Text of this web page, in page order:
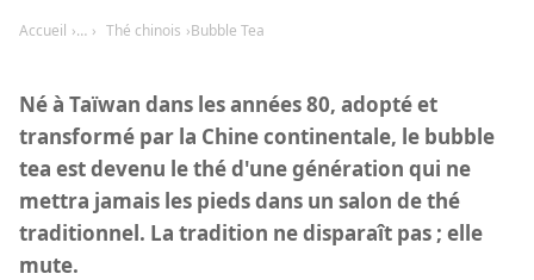
Accueil Thé chinois Bubble Tea
Né à Taïwan dans les années 80, adopté et
transformé par la Chine continentale, le bubble
tea est devenu le thé d'une génération qui ne
mettra jamais les pieds dans un salon de thé
traditionnel. La tradition ne disparaît pas ; elle
mute.